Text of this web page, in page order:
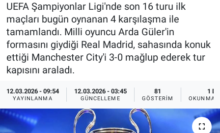
UEFA Şampiyonlar Ligi'nde son 16 turu ilk
maçları bugün oynanan 4 karşılaşma ile
tamamlandı. Milli oyuncu Arda Güler'in
formasını giydiği Real Madrid, sahasında konuk
ettiği Manchester City'i 3-0 mağlup ederek tur
kapısını araladı.
12.03.2026 - 09:54
YAYINLANMA
12.03.2026 - 03:45
GÜNCELLEME
81
GÖSTERIM
1 DK
OKUNMA
Dünya
Ege Saati
Ege'den Esintiler
Eğitim
Eğlence
Spor
Yayın Akışı
İletişim
Son Dakika Haberleri
Haber Arşivi